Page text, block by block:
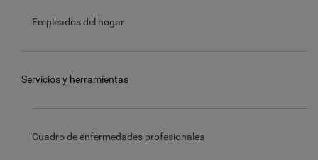
Empleados del hogar
Servicios y herramientas
Cuadro de enfermedades profesionales